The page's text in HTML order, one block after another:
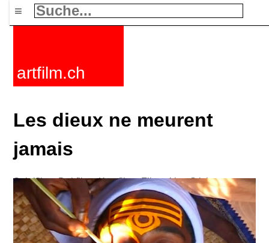
≡
artfilm.ch
Les dieux ne meurent
jamais
Spielfilme Dokfilme Kurzfilme Filmzyklen Stichworte
Nachrichten F-Rated FAQ Kontakt Maillist
Warenkorb
AGB KaufenAktivierenAbo